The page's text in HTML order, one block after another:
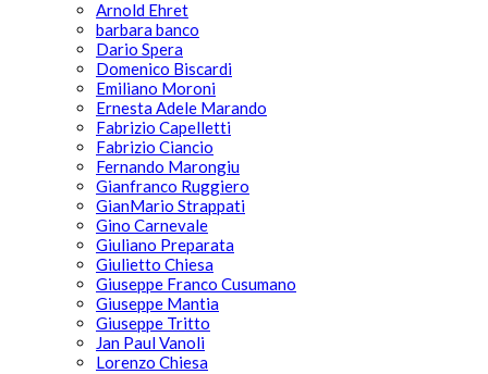
Arnold Ehret
barbara banco
Dario Spera
Domenico Biscardi
Emiliano Moroni
Ernesta Adele Marando
Fabrizio Capelletti
Fabrizio Ciancio
Fernando Marongiu
Gianfranco Ruggiero
GianMario Strappati
Gino Carnevale
Giuliano Preparata
Giulietto Chiesa
Giuseppe Franco Cusumano
Giuseppe Mantia
Giuseppe Tritto
Jan Paul Vanoli
Lorenzo Chiesa